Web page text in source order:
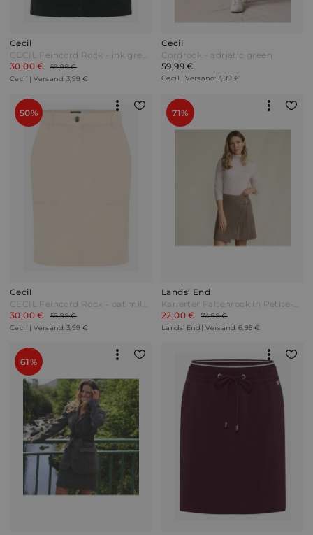
Cecil
CECIL Feincord Rock - ink green Grün
30,00 €
59,99 €
Cecil | Versand: 3,99 €
Cecil
Cordrock - adriatic green
59,99 €
Cecil | Versand: 3,99 €
50%
Cecil
CECIL Feincord Rock - oat milk beige
30,00 €
59,99 €
Cecil | Versand: 3,99 €
71%
Lands' End
Karierter Faltenrock in Petite-Größe Damen Beige by Lands' End
22,00 €
74,99 €
Lands' End | Versand: 6,95 €
61%